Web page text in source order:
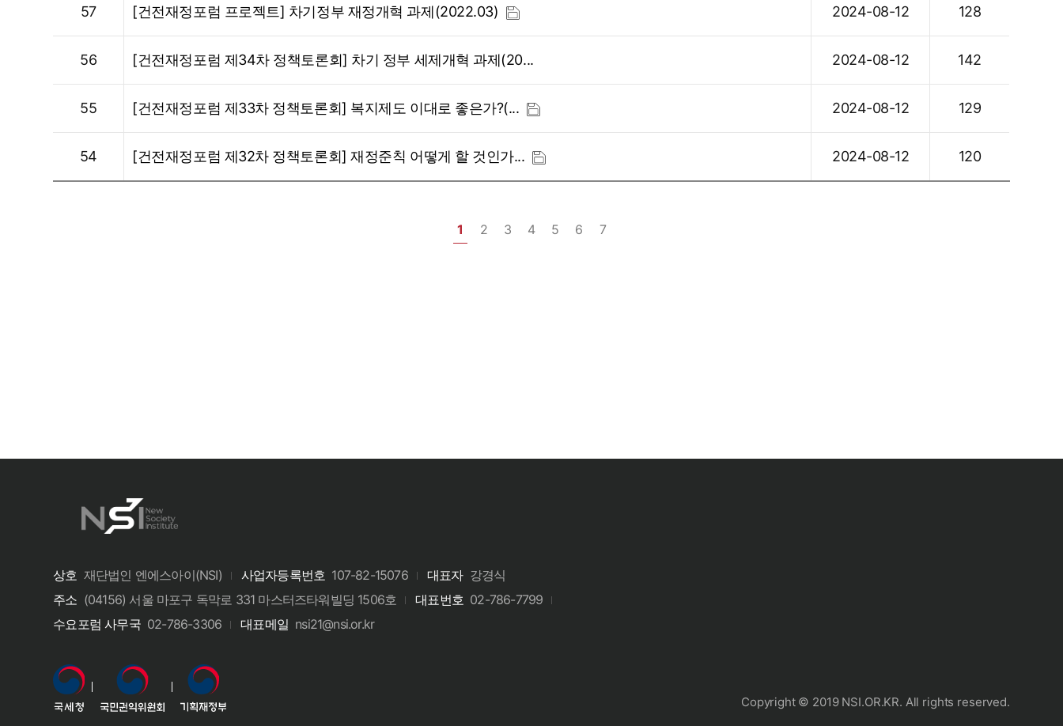
57 [건전재정포럼 프로젝트] 차기정부 재정개혁 과제(2022.03) 2024-08-12 128
56 [건전재정포럼 제34차 정책토론회] 차기 정부 세제개혁 과제(20... 2024-08-12 142
55 [건전재정포럼 제33차 정책토론회] 복지제도 이대로 좋은가?(... 2024-08-12 129
54 [건전재정포럼 제32차 정책토론회] 재정준칙 어떻게 할 것인가... 2024-08-12 120
1 2 3 4 5 6 7
상호 재단법인 엔에스아이(NSI) 사업자등록번호 107-82-15076 대표자 강경식
주소 (04156) 서울 마포구 독막로 331 마스터즈타워빌딩 1506호 대표번호 02-786-7799
수요포럼 사무국 02-786-3306 대표메일 nsi21@nsi.or.kr
Copyright © 2019 NSI.OR.KR. All rights reserved.